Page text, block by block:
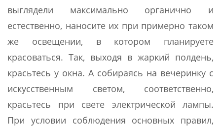
выглядели максимально органично и
естественно, наносите их при примерно таком
же освещении, в котором планируете
красоваться. Так, выходя в жаркий полдень,
красьтесь у окна. А собираясь на вечеринку с
искусственным светом, соответственно,
красьтесь при свете электрической лампы.
При условии соблюдения основных правил,